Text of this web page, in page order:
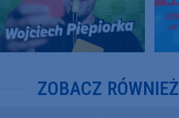
ZOBACZ RÓWNIEŻ